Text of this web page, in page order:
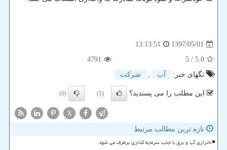
1397/05/01
13:13:51
5.0
/ 5
4791
تگهای خبر:
آب , شركت
این مطلب را می پسندید؟ (1)
(0)
X
تازه ترین مطالب مرتبط
ناترازی آب و برق با جذب سرمایه گذاری برطرف می شود